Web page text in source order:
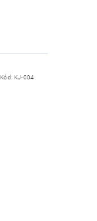
Kód: KJ-004